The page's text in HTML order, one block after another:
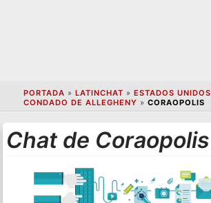
PORTADA » LATINCHAT » ESTADOS UNIDOS
CONDADO DE ALLEGHENY » CORAOPOLIS
Chat de Coraopolis